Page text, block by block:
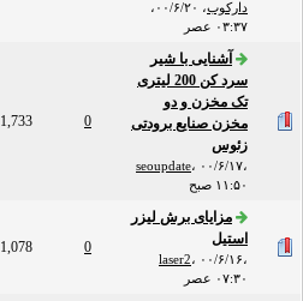
دارکوب،
۰۰/۶/۲۰،
۰۳:۳۷ عصر
آشنایی با شیر
سرد کن 200 لیتری
تک مخزن و دو
مخزن صنایع برودتی
زئوس
seoupdate، ۰۰/۶/۱۷،
۱۱:۵۰ صبح
0
1,733
مزایای برش لیزر
استیل
laser2، ۰۰/۶/۱۶،
۰۷:۳۰ عصر
0
1,078